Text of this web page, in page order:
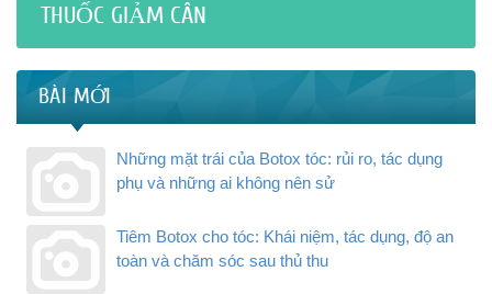
THUỐC GIẢM CÂN
BÀI MỚI
Những mặt trái của Botox tóc: rủi ro, tác dụng
phụ và những ai không nên sử
Tiêm Botox cho tóc: Khái niệm, tác dụng, độ an
toàn và chăm sóc sau thủ thu